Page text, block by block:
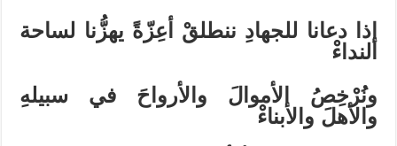
إذا دعانا للجهادِ ننطلقْ أعِزّةً يهزُّنا لساحة
النداءْ
ونُرْخِصُ الأموالَ والأرواحَ في سبيلهِ
والأهلَ والأبناءْ